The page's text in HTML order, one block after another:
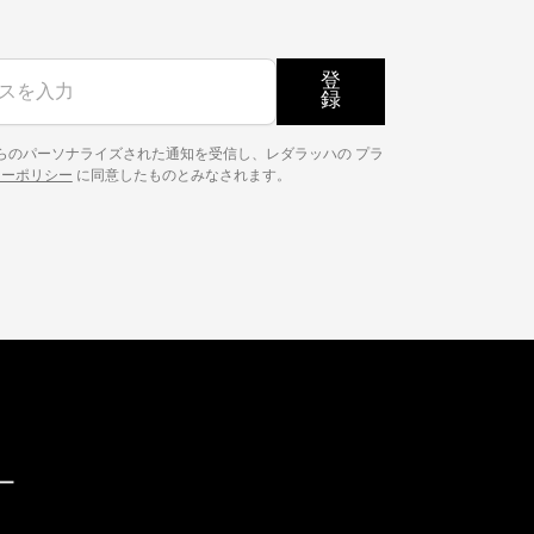
登
録
のパーソナライズされた通知を受信し、レダラッハの プラ
ポリシー に同意したものとみなされます。